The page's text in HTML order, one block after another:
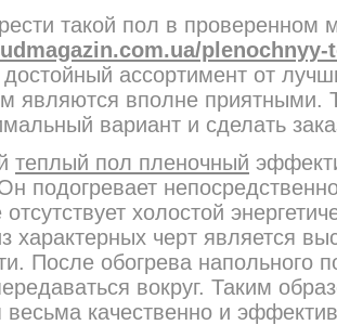
такой пол в проверенном
ассортимент от
являются вполне приятными.
вариант и сделать
теплый пол пленочный
подогревает
холостой
характерных черт является
После обогрева напольного
вокруг. Таким
весьма качественно и